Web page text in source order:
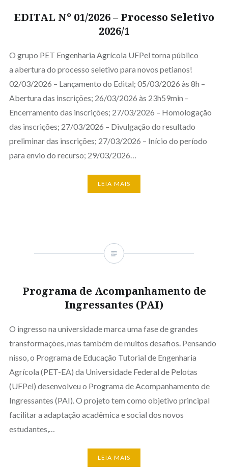
EDITAL Nº 01/2026 – Processo Seletivo
2026/1
O grupo PET Engenharia Agrícola UFPel torna público
a abertura do processo seletivo para novos petianos!
02/03/2026 – Lançamento do Edital; 05/03/2026 às 8h –
Abertura das inscrições; 26/03/2026 às 23h59min –
Encerramento das inscrições; 27/03/2026 – Homologação
das inscrições; 27/03/2026 – Divulgação do resultado
preliminar das inscrições; 27/03/2026 – Início do período
para envio do recurso; 29/03/2026…
LEIA MAIS
Programa de Acompanhamento de
Ingressantes (PAI)
O ingresso na universidade marca uma fase de grandes
transformações, mas também de muitos desafios. Pensando
nisso, o Programa de Educação Tutorial de Engenharia
Agrícola (PET-EA) da Universidade Federal de Pelotas
(UFPel) desenvolveu o Programa de Acompanhamento de
Ingressantes (PAI). O projeto tem como objetivo principal
facilitar a adaptação acadêmica e social dos novos
estudantes,…
LEIA MAIS